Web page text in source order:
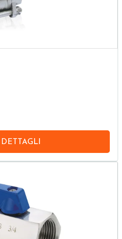
DETTAGLI